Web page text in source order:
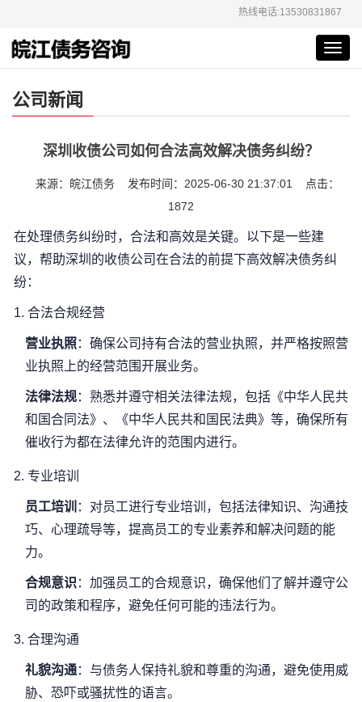
热线电话:13530831867
公司新闻
深圳收债公司如何合法高效解决债务纠纷？
来源：皖江债务 发布时间：2025-06-30 21:37:01 点击：
1872
在处理债务纠纷时，合法和高效是关键。以下是一些建
议，帮助深圳的收债公司在合法的前提下高效解决债务纠
纷：
1. 合法合规经营
营业执照：确保公司持有合法的营业执照，并严格按照营
业执照上的经营范围开展业务。
法律法规：熟悉并遵守相关法律法规，包括《中华人民共
和国合同法》、《中华人民共和国民法典》等，确保所有
催收行为都在法律允许的范围内进行。
2. 专业培训
员工培训 ：对员工进行专业培训，包括法律知识、沟通技
巧、心理疏导等，提高员工的专业素养和解决问题的能
力。
合规意识 ：加强员工的合规意识，确保他们了解并遵守公
司的政策和程序，避免任何可能的违法行为。
3. 合理沟通
礼貌沟通：与债务人保持礼貌和尊重的沟通，避免使用威
胁、恐吓或骚扰性的语言。